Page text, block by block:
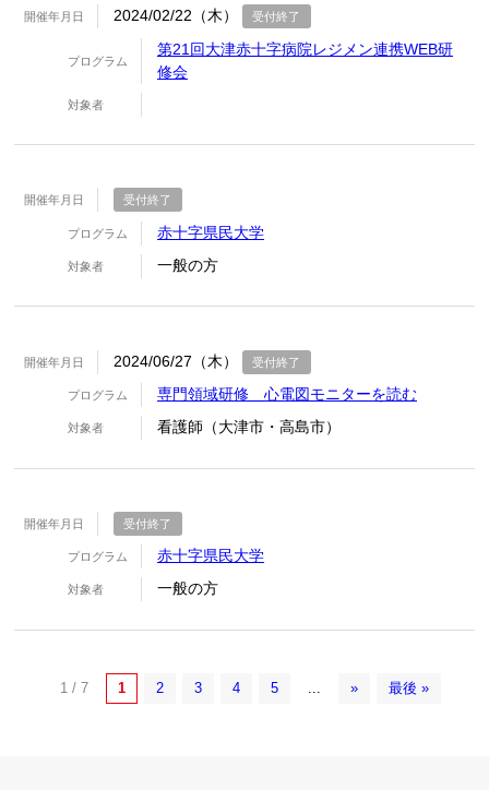
開催年月日 2024/02/22（木） 受付終了
プログラム
第21回大津赤十字病院レジメン連携WEB研
修会
対象者
開催年月日 受付終了
プログラム 赤十字県民大学
対象者 一般の方
開催年月日 2024/06/27（木） 受付終了
プログラム 専門領域研修 心電図モニターを読む
対象者 看護師（大津市・高島市）
開催年月日 受付終了
プログラム 赤十字県民大学
対象者 一般の方
1 / 7 1 2 3 4 5 ... » 最後 »